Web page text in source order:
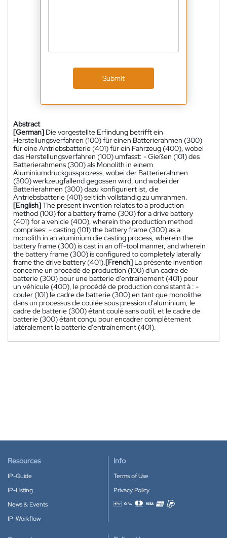
Submit
Abstract
[German] Die vorgestellte Erfindung betrifft ein
Herstellungsverfahren (100) für einen Batterierahmen (300)
für eine Antriebsbatterie (401) für ein Fahrzeug (400), wobei
das Herstellungsverfahren (100) umfasst: - Gießen (101) des
Batterierahmens (300) als Monolith in einem
Aluminiumdruckgussprozess, wobei der Batterierahmen
(300) werkzeugfallend gegossen wird, und wobei der
Batterierahmen (300) dazu konfiguriert ist, die
Antriebsbatterie (401) seitlich vollständig zu umrahmen.
[English]The present invention relates to a production
method (100) for a battery frame (300) for a drive battery
(401) for a vehicle (400), wherein the production method
comprises: - casting (101) the battery frame (300) as a
monolith in an aluminium die casting process, wherein the
battery frame (300) is cast in an off-tool manner, and wherein
the battery frame (300) is configured to completely laterally
frame the drive battery (401).[French] La présente invention
concerne un procédé de production (100) d'un cadre de
batterie (300) pour une batterie d'entraînement (401) pour
un véhicule (400), le procédé de production consistant à : -
couler (101) le cadre de batterie (300) en tant que monolithe
dans un processus de coulée sous pression d'aluminium, le
cadre de batterie (300) étant coulé sans outil, et le cadre de
batterie (300) étant conçu pour encadrer complètement
latéralement la batterie d'entraînement (401).
Resources
IP-Guide
IP-Listing
News & Events
IP-Workflow
Info
Terms of Use
Privacy Policy
Accepted payment methods